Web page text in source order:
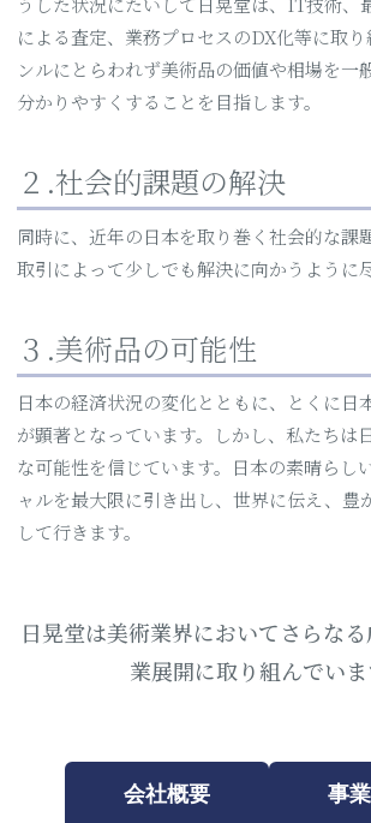
による査定、業務プロセスのDX化等に取
ンルにとらわれず美術品の価値や相場を一
分かりやすくすることを目指します。
２.社会的課題の解決
同時に、近年の日本を取り巻く社会的な課
取引によって少しでも解決に向かうように
３.美術品の可能性
日本の経済状況の変化とともに、とくに日
が顕著となっています。しかし、私たちは
な可能性を信じています。日本の素晴らし
ャルを最大限に引き出し、世界に伝え、豊
して行きます。
日晃堂は美術業界においてさらな
業展開に取り組んでいま
会社概要 事